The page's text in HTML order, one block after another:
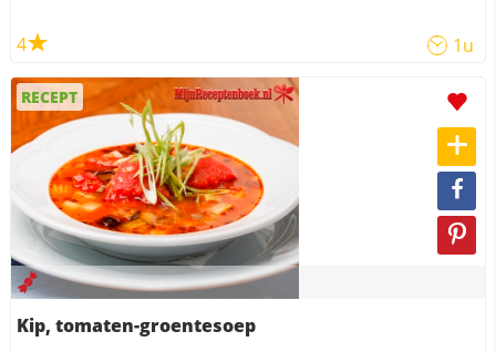
4 1u
RECEPT
Kip, tomaten-groentesoep